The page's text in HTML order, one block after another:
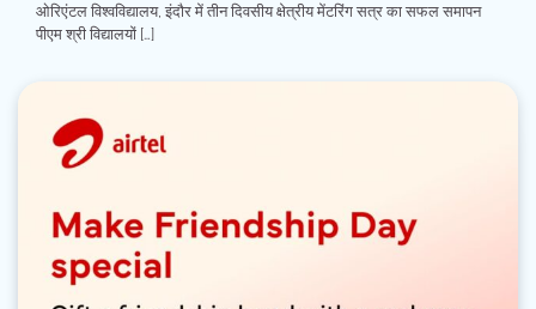
ओरिएंटल विश्वविद्यालय, इंदौर में तीन दिवसीय क्षेत्रीय मेंटरिंग सत्र का सफल समापन
पीएम श्री विद्यालयों […]